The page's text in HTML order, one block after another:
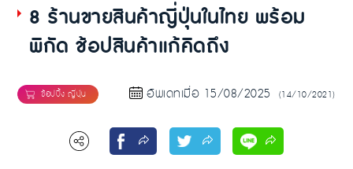
8 ร้านขายสินค้าญี่ปุ่นในไทย พร้อม
พิกัด ช้อปสินค้าแก้คิดถึง
อัพเดทเมื่อ 15/08/2025 (14/10/2021)